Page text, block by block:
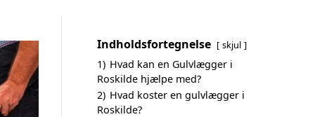
Indholdsfortegnelse skjul
1) Hvad kan en Gulvlægger i
Roskilde hjælpe med?
2) Hvad koster en gulvlægger i
Roskilde?